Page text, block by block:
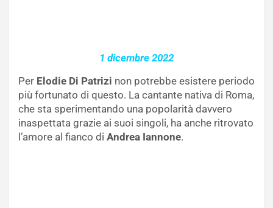
1 dicembre 2022
Per Elodie Di Patrizi non potrebbe esistere periodo
più fortunato di questo. La cantante nativa di Roma,
che sta sperimentando una popolarità davvero
inaspettata grazie ai suoi singoli, ha anche ritrovato
l’amore al fianco di Andrea Iannone.